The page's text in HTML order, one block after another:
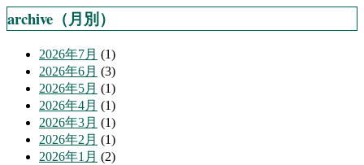
archive（月別）
2026年7月 (1)
2026年6月 (3)
2026年5月 (1)
2026年4月 (1)
2026年3月 (1)
2026年2月 (1)
2026年1月 (2)